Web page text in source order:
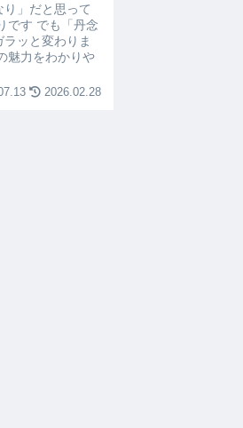
」だと思って
です でも「丹念
ッと変わりま
魅力をわかりや
2026.02.28